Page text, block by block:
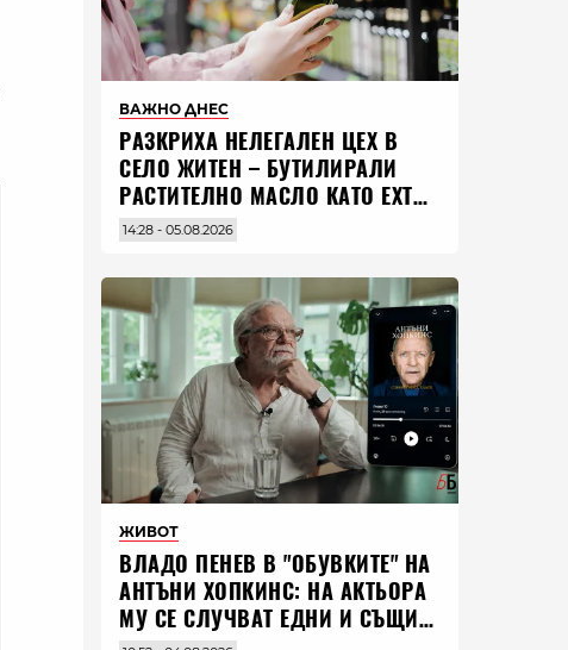
ВАЖНО ДНЕС
РАЗКРИХА НЕЛЕГАЛЕН ЦЕХ В
СЕЛО ЖИТЕН – БУТИЛИРАЛИ
РАСТИТЕЛНО МАСЛО КАТО EXTRA
VIRGIN ЗЕХТИН
14:28 - 05.08.2026
ЖИВОТ
ВЛАДO ПЕНЕВ В "ОБУВКИТЕ" НА
АНТЪНИ ХОПКИНС: НА АКТЬОРА
МУ СЕ СЛУЧВАТ ЕДНИ И СЪЩИ